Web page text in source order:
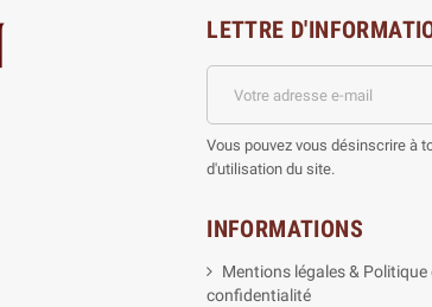
LETTRE
Vous pouvez vous désinscrire à
d'utilisation du site.
INFORMATIONS
Mentions légales & Politique
confidentialité